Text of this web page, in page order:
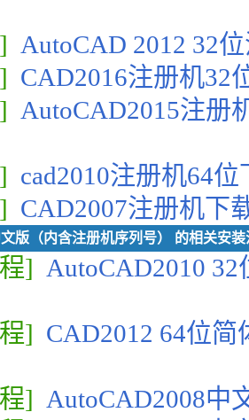
AutoCAD 2012 32
CAD2016注册机32
AutoCAD2015注册
cad2010注册机64
CAD2007注册机下
版（内含注册机序列号） 的相关安装
] AutoCAD2010
] CAD2012 64位
] AutoCAD2008中